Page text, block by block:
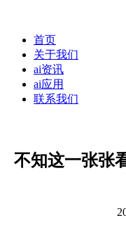
首页
关于我们
ai资讯
ai应用
联系我们
不知这一张张